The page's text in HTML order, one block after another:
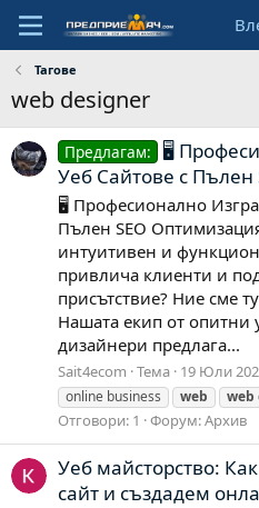
Тагове
web designer
Предлагам:
🖥️
Уеб Сайтове с
🖥️ Професионално
Пълен SEO
интуитивен и
привлича клиенти и
присътствие? Ние сме
Нашата екип от опитни
дизайнери предлага...
Sait4ecom Тема 19 Юли
online business
web web
Отговори: 1 Форум:Архив
Уеб майсторство:
сайт и създадем